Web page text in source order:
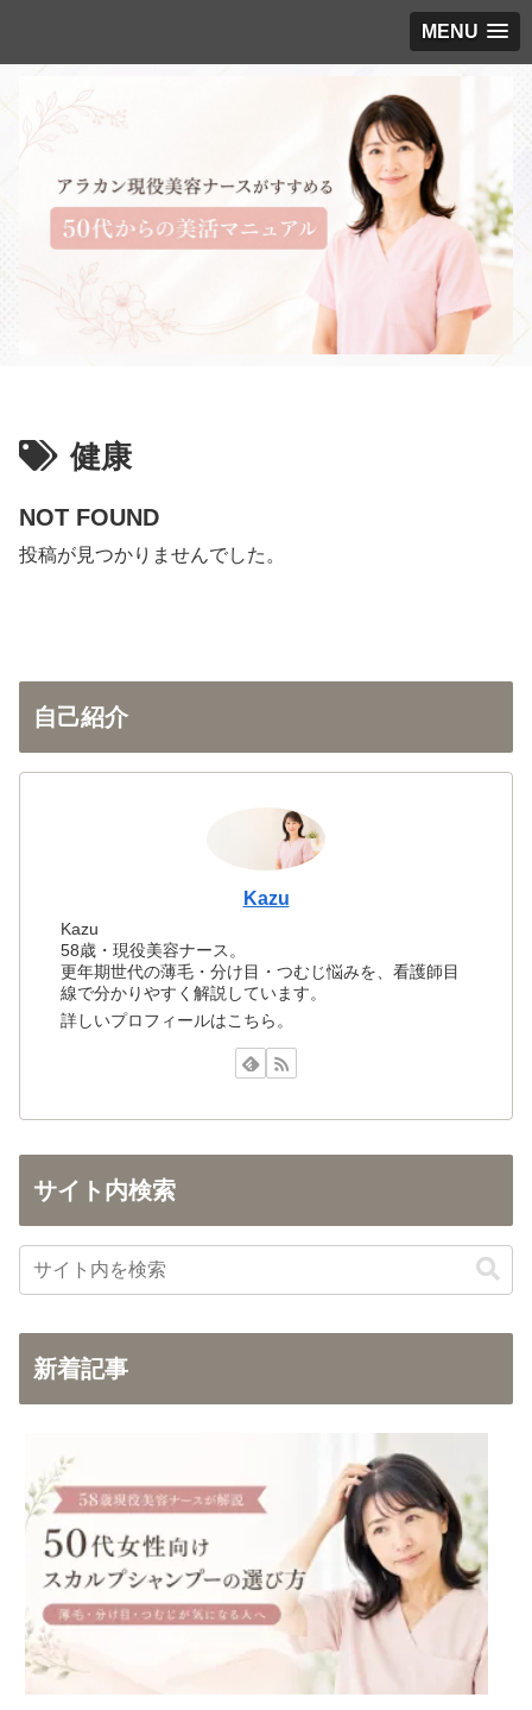
MENU
健康
NOT FOUND
投稿が見つかりませんでした。
自己紹介
Kazu
Kazu
58歳・現役美容ナース。
更年期世代の薄毛・分け目・つむじ悩みを、看護師目
線で分かりやすく解説しています。
詳しいプロフィールはこちら。
サイト内検索
新着記事